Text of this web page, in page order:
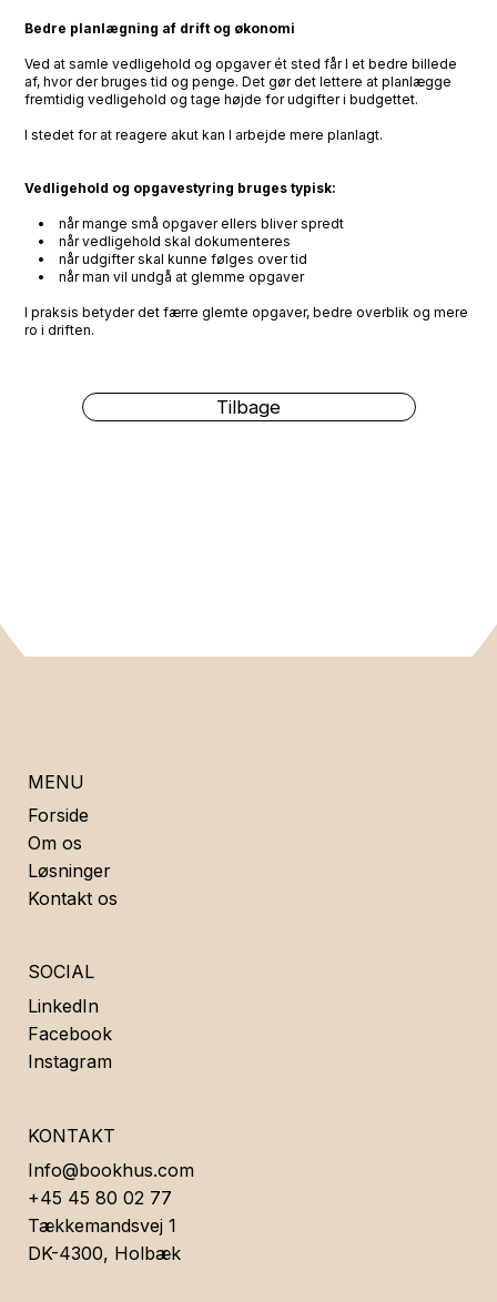
Bedre planlægning af drift og økonomi
Ved at samle vedligehold og opgaver ét sted får I et bedre billede
af, hvor der bruges tid og penge. Det gør det lettere at planlægge
fremtidig vedligehold og tage højde for udgifter i budgettet.
I stedet for at reagere akut kan I arbejde mere planlagt.
Vedligehold og opgavestyring bruges typisk:
• når mange små opgaver ellers bliver spredt
• når vedligehold skal dokumenteres
• når udgifter skal kunne følges over tid
• når man vil undgå at glemme opgaver
I praksis betyder det færre glemte opgaver, bedre overblik og mere
ro i driften.
Tilbage
MENU
Forside
Om os
Løsninger
Kontakt os
SOCIAL
LinkedIn
Facebook
Instagram
KONTAKT
Info@bookhus.com
+45 45 80 02 77
Tækkemandsvej 1
DK-4300, Holbæk